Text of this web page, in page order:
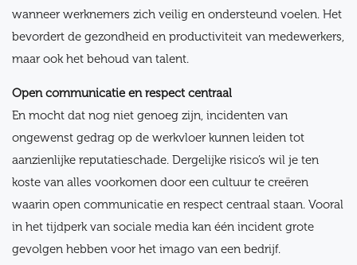
wanneer werknemers zich veilig en ondersteund voelen. Het
bevordert de gezondheid en productiviteit van medewerkers,
maar ook het behoud van talent.
Open communicatie en respect centraal
En mocht dat nog niet genoeg zijn, incidenten van
ongewenst gedrag op de werkvloer kunnen leiden tot
aanzienlijke reputatieschade. Dergelijke risico’s wil je ten
koste van alles voorkomen door een cultuur te creëren
waarin open communicatie en respect centraal staan. Vooral
in het tijdperk van sociale media kan één incident grote
gevolgen hebben voor het imago van een bedrijf.